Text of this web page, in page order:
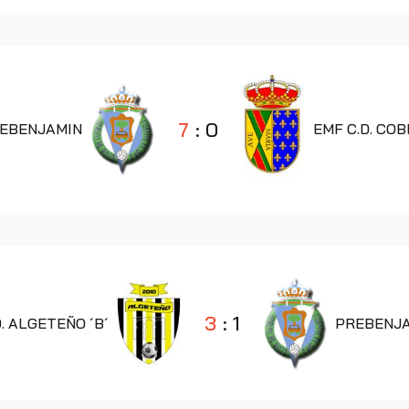
7 : 0 EMF C.D.
ALGETEÑO ´B´ 3 : 1